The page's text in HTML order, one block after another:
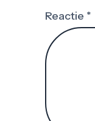
Reactie *